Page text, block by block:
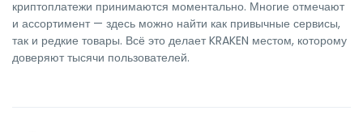
криптоплатежи принимаются моментально. Многие отмечают
и ассортимент — здесь можно найти как привычные сервисы,
так и редкие товары. Всё это делает KRAKEN местом, которому
доверяют тысячи пользователей.